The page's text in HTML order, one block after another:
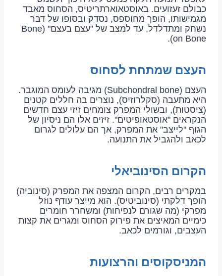
כבולם זעזועים. באוסטאוארתריטיס, הסחוס מאבד
מגמישותו, הופך מחוספס, נסדק ובסופו של דבר
נשחק ומתדלדל, עד למצב של "עצם בעצם" (Bone
on Bone).
העצם שמתחת לסחוס
העצם (Subchondral bone) מגיבה לעומס המוגבר.
היא מתעבה (סקלרוזיס), נוצרים בה חללים קטנים
(ציסטות), ובשולי המפרק צומחים זיזי עצם חדשים
הנקראים "אוסטאופיטים". זיזים אלו הם ניסיון של
הגוף "לייצב" את המפרק, אך הם עלולים לגרום
לכאב ולהגביל את התנועה.
הקרום הסינוביאלי
במקרים רבים, הקרום המצפה את המפרק (סינוביה)
הופך דלקתי (סינוביטיס). הוא מייצר עודף נוזל
מפרקי (מה שגורם לנפיחות) ומשחרר חומרים
כימיים המאיצים את פירוק הסחוס ומגרים את קצות
העצבים, וגורמים לכאב.
המניסקוסים והרצועות